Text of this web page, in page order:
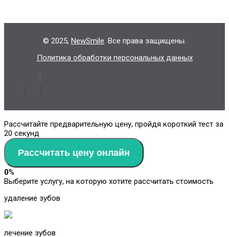
© 2025, NewSmile. Все права защищены.
Политика обработки персональных данных
Рассчитайте предварительную цену, пройдя короткий тест за
20 секунд
Рассчитать цену онлайн
0%
Выберите услугу, на которую хотите рассчитать стоимость
удаление зубов
лечение зубов